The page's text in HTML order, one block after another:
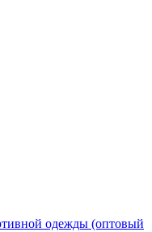
одежды (оптовый